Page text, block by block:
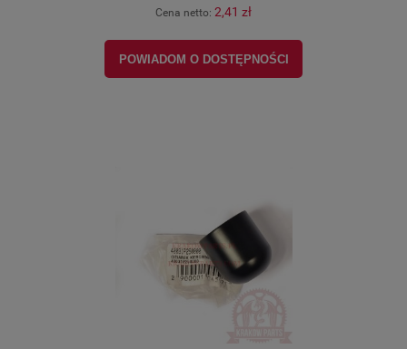
Cena netto: 2,41 zł
POWIADOM O DOSTĘPNOŚCI